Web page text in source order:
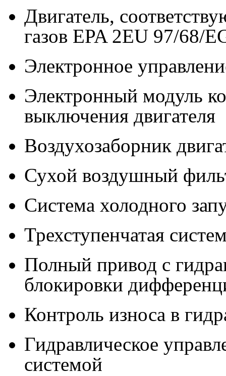
Двигатель,
газов EPA 2EU 97/68/
Электронное
Электронный модуль
выключения двигателя
Воздухозаборник
Сухой воздушный
Система холодного
Трехступенчатая
Полный привод с
блокировки
Контроль износа в
Гидравлическое
системой